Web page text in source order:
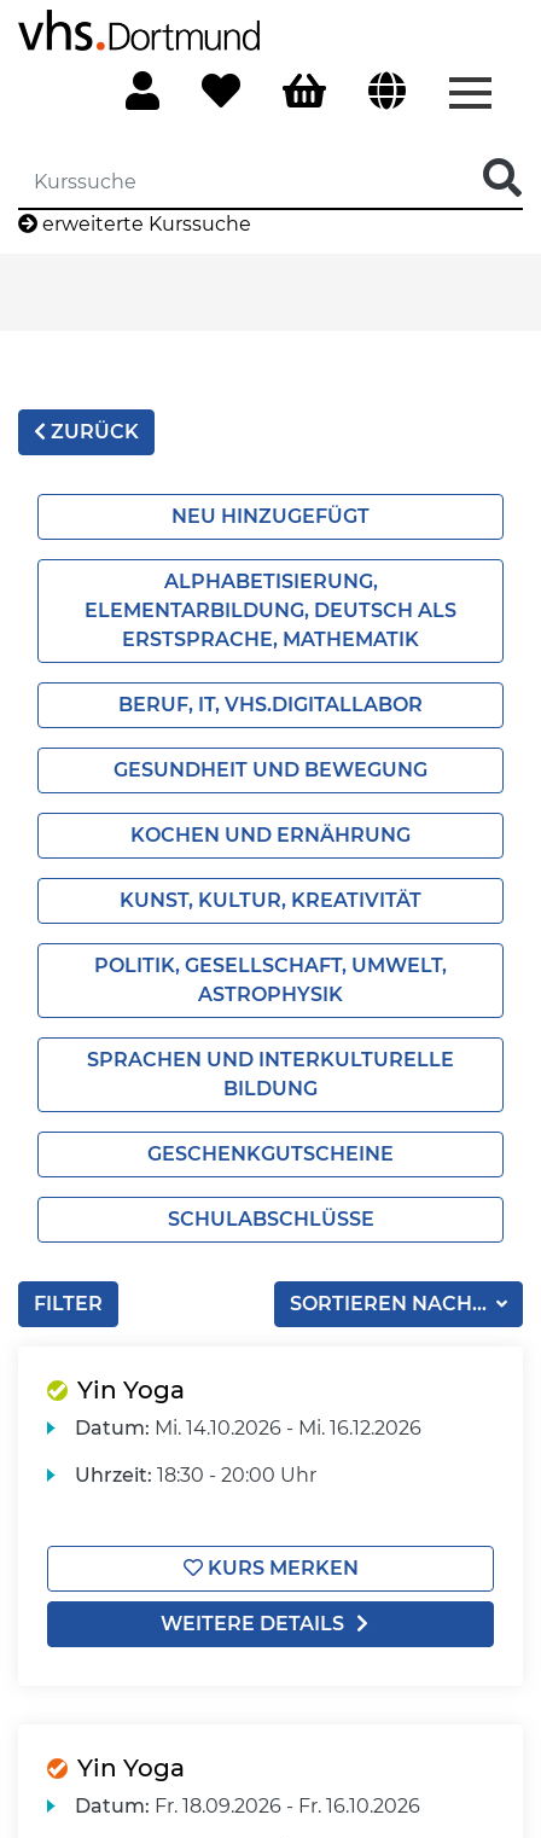
erweiterte Kurssuche
ZURÜCK
NEU HINZUGEFÜGT
ALPHABETISIERUNG,
ELEMENTARBILDUNG, DEUTSCH ALS
ERSTSPRACHE, MATHEMATIK
BERUF, IT, VHS.DIGITALLABOR
GESUNDHEIT UND BEWEGUNG
KOCHEN UND ERNÄHRUNG
KUNST, KULTUR, KREATIVITÄT
POLITIK, GESELLSCHAFT, UMWELT,
ASTROPHYSIK
SPRACHEN UND INTERKULTURELLE
BILDUNG
GESCHENKGUTSCHEINE
SCHULABSCHLÜSSE
SORTIEREN NACH...
FILTER
Yin Yoga
Datum: Mi. 14.10.2026 - Mi. 16.12.2026
Uhrzeit: 18:30 - 20:00 Uhr
KURS MERKEN
WEITERE DETAILS
Yin Yoga
Datum: Fr. 18.09.2026 - Fr. 16.10.2026